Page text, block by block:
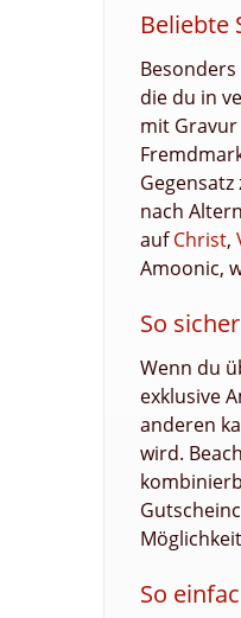
Beliebte
die du in
mit
nach
aufChrist,
Amoonic,
So
Wenn du
exklusive
anderen
wird.
So